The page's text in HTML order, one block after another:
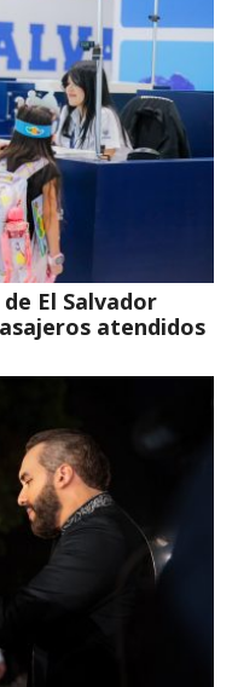
El Salvador
atendidos